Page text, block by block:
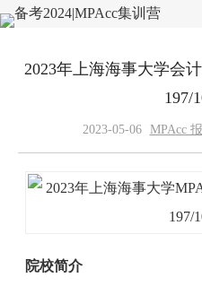
2023年上海海事大学会
197/
2023-05-06 MPAcc
院校简介